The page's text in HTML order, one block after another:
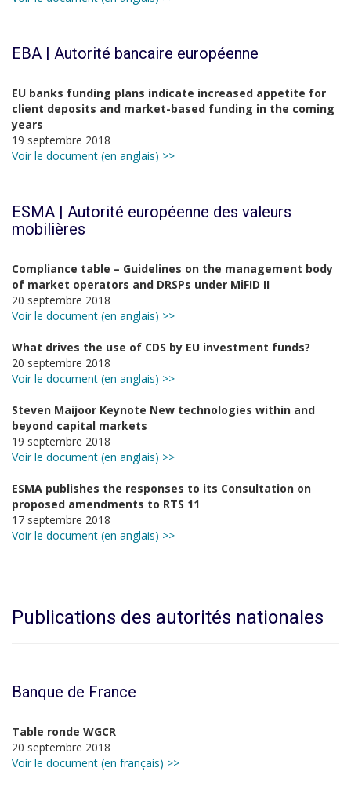
EBA | Autorité bancaire européenne
EU banks funding plans indicate increased appetite for
client deposits and market-based funding in the coming
years
19 septembre 2018
Voir le document (en anglais) >>
ESMA | Autorité européenne des valeurs
mobilières
Compliance table – Guidelines on the management body
of market operators and DRSPs under MiFID II
20 septembre 2018
Voir le document (en anglais) >>
What drives the use of CDS by EU investment funds?
20 septembre 2018
Voir le document (en anglais) >>
Steven Maijoor Keynote New technologies within and
beyond capital markets
19 septembre 2018
Voir le document (en anglais) >>
ESMA publishes the responses to its Consultation on
proposed amendments to RTS 11
17 septembre 2018
Voir le document (en anglais) >>
Publications des autorités nationales
Banque de France
Table ronde WGCR
20 septembre 2018
Voir le document (en français) >>